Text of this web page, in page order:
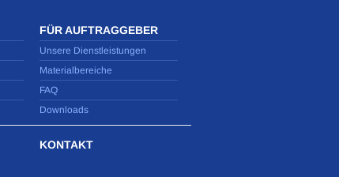
FÜR AUFTRAGGEBER
Unsere Dienstleistungen
Materialbereiche
FAQ
Downloads
KONTAKT